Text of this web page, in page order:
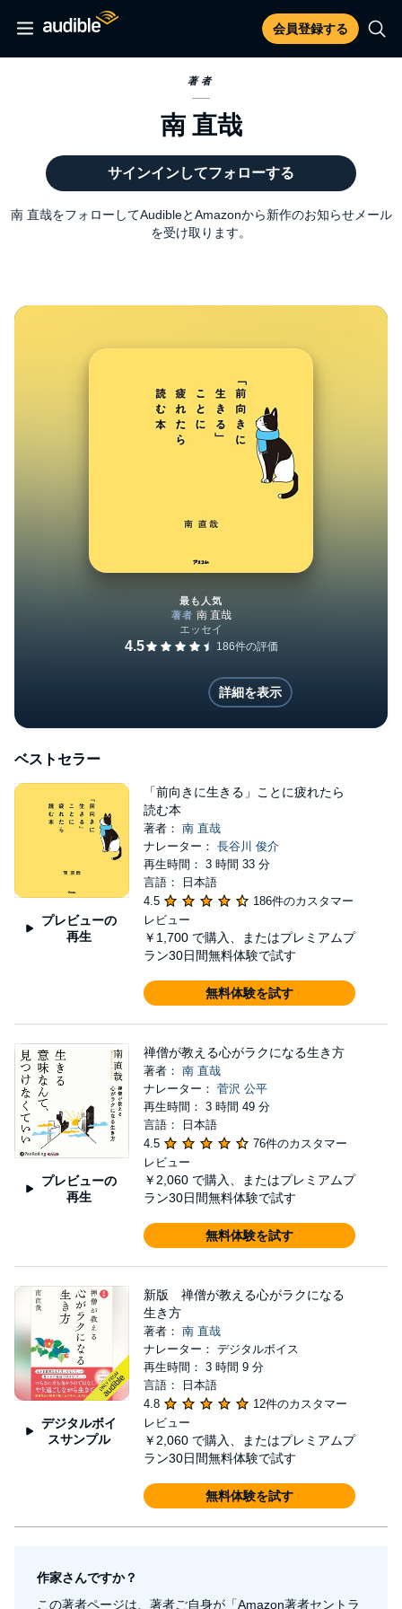
会員登録する
著者
南 直哉
サインインしてフォローする
南 直哉をフォローしてAudibleとAmazonから新作のお知らせメール
を受け取ります。
「前向きに生きる」ことに疲
最も人気
詳細を表示
ベストセラー
プレビューの
再生
「前向きに生きる」ことに疲れたら
読む本
著者： 南 直哉
ナレーター： 長谷川 俊介
再生時間： 3 時間 33 分
言語： 日本語
4.5
186件のカスタマー
レビュー
￥1,700 で購入、またはプレミアムプ
ラン30日間無料体験で試す
無料体験を試す
プレビューの
再生
禅僧が教える心がラクになる生き方
著者： 南 直哉
ナレーター： 菅沢 公平
再生時間： 3 時間 49 分
言語： 日本語
4.5
76件のカスタマー
レビュー
￥2,060 で購入、またはプレミアムプ
ラン30日間無料体験で試す
無料体験を試す
デジタルボイ
スサンプル
新版 禅僧が教える心がラクになる
生き方
著者： 南 直哉
ナレーター： デジタルボイス
再生時間： 3 時間 9 分
言語： 日本語
4.8
12件のカスタマー
レビュー
￥2,060 で購入、またはプレミアムプ
ラン30日間無料体験で試す
無料体験を試す
作家さんですか？
この著者ページは、著者ご自身が「Amazon著者セントラ